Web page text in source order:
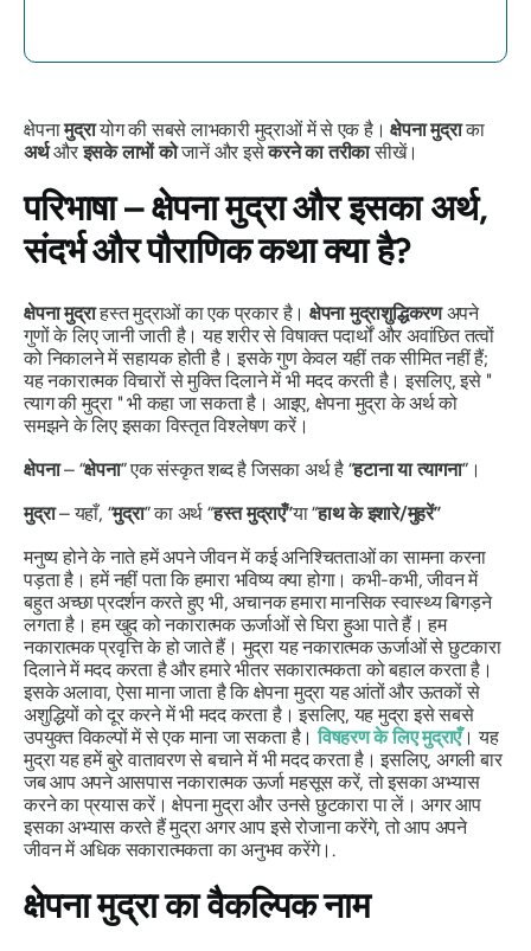
क्षेपनामुद्रायोग की सबसे लाभकारीमुद्राओंमें से एक है।क्षेपना मुद्राका
अर्थऔरइसके लाभों कोजानें और इसेकरने का तरीकासीखें।
परिभाषा –क्षेपना मुद्राऔर इसका अर्थ,
संदर्भ और पौराणिक कथा क्या है?
क्षेपना मुद्राहस्त मुद्राओं का एक प्रकार है। क्षेपनामुद्राशुद्धिकरणअपने
गुणोंके लिए जानी जाती है। यह शरीर से विषाक्त पदार्थों और अवांछित तत्वों
को निकालने में सहायक होती है। इसके गुण केवल यहीं तक सीमित नहीं हैं;
यह नकारात्मक विचारों से मुक्ति दिलाने में भी मदद करती है। इसलिए, इसे "
त्याग कीमुद्रा" भी कहा जा सकता है। आइए, क्षेपना मुद्रा केअर्थ को
समझने के लिए इसका विस्तृत विश्लेषण करें।
क्षेपना– “क्षेपना”एक संस्कृत शब्द है जिसका अर्थ है “हटाना या त्यागना”।
मुद्रा– यहाँ, “मुद्रा”का अर्थ “हस्तमुद्राएँ”या “हाथ के इशारे/मुहरें”
मनुष्य होने के नाते हमें अपने जीवन में कई अनिश्चितताओं का सामना करना
पड़ता है। हमें नहीं पता कि हमारा भविष्य क्या होगा। कभी-कभी, जीवन में
बहुत अच्छा प्रदर्शन करते हुए भी, अचानक हमारा मानसिक स्वास्थ्य बिगड़ने
लगता है। हम खुद को नकारात्मक ऊर्जाओं से घिरा हुआ पाते हैं। हम
नकारात्मक प्रवृत्ति के हो जाते हैं।मुद्रायह नकारात्मक ऊर्जाओं से छुटकारा
दिलाने में मदद करता है और हमारे भीतर सकारात्मकता को बहाल करता है।
इसके अलावा, ऐसा माना जाता है कि क्षेपना मुद्रायह आंतों और ऊतकों से
अशुद्धियों को दूर करने में भी मदद करता है। इसलिए, यहमुद्राइसे सबसे
उपयुक्त विकल्पों में से एक माना जा सकता है।विषहरण के लिएमुद्राएँ। यह
मुद्रायह हमें बुरे वातावरण से बचाने में भी मदद करता है। इसलिए, अगली बार
जब आप अपने आसपास नकारात्मक ऊर्जा महसूस करें, तो इसका अभ्यास
करने का प्रयास करें।क्षेपना मुद्राऔर उनसे छुटकारा पा लें। अगर आप
इसका अभ्यास करते हैंमुद्राअगर आप इसे रोजाना करेंगे, तो आप अपने
जीवन में अधिक सकारात्मकता का अनुभव करेंगे।.
क्षेपना मुद्राका वैकल्पिक नाम